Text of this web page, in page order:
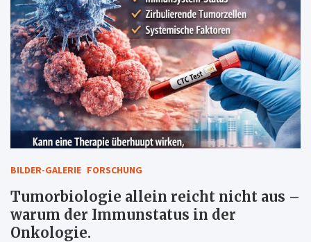
BILDER-GALERIE FORSCHUNG
Tumorbiologie allein reicht nicht aus –
warum der Immunstatus in der
Onkologie.